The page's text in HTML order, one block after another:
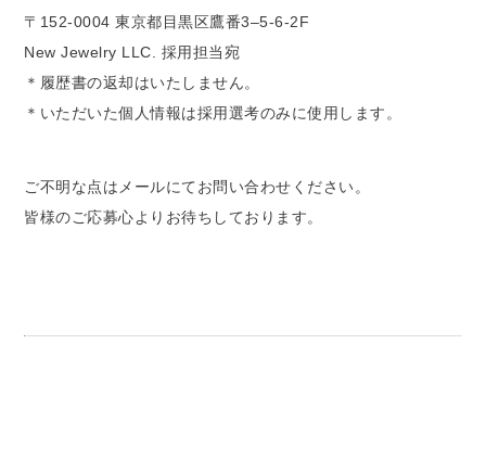
〒152-0004 東京都目黒区鷹番3–5-6-2F
New Jewelry LLC. 採用担当宛
＊履歴書の返却はいたしません。
＊いただいた個人情報は採用選考のみに使用します。
ご不明な点はメールにてお問い合わせください。
皆様のご応募心よりお待ちしております。